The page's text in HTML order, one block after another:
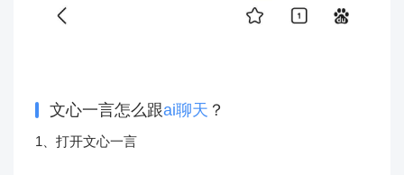
文心一言怎么跟ai聊天 ？
1、打开文心一言